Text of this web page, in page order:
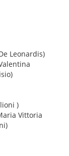
Leonardis)
)
Vittoria